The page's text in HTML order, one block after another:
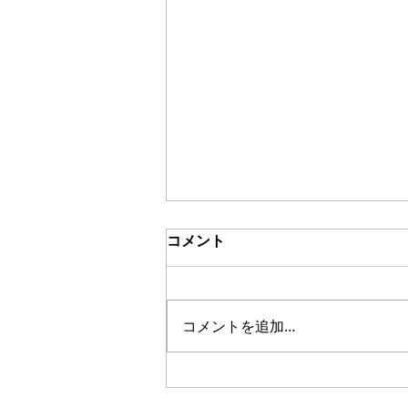
ブッチュアブ
コメント
コメントを追加…